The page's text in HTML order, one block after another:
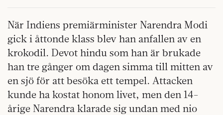
När Indiens premiärminister Narendra Modi
gick i åttonde klass blev han anfallen av en
krokodil. Devot hindu som han är brukade
han tre gånger om dagen simma till mitten av
en sjö för att besöka ett tempel. Attacken
kunde ha kostat honom livet, men den 14-
årige Narendra klarade sig undan med nio